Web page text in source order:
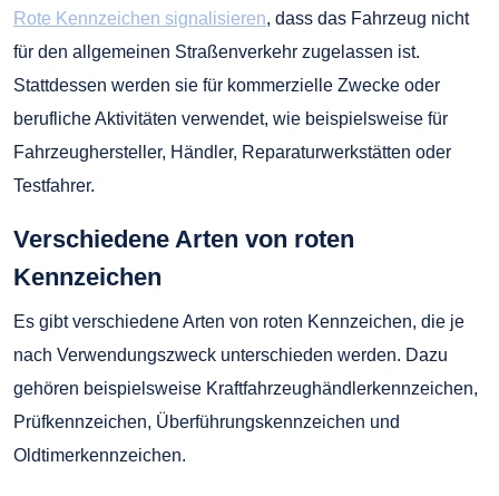
Rote Kennzeichen signalisieren, dass das Fahrzeug nicht
für den allgemeinen Straßenverkehr zugelassen ist.
Stattdessen werden sie für kommerzielle Zwecke oder
berufliche Aktivitäten verwendet, wie beispielsweise für
Fahrzeughersteller, Händler, Reparaturwerkstätten oder
Testfahrer.
Verschiedene Arten von roten
Kennzeichen
Es gibt verschiedene Arten von roten Kennzeichen, die je
nach Verwendungszweck unterschieden werden. Dazu
gehören beispielsweise Kraftfahrzeughändlerkennzeichen,
Prüfkennzeichen, Überführungskennzeichen und
Oldtimerkennzeichen.